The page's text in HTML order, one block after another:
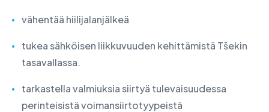
vähentää hiilijalanjälkeä
tukea sähköisen liikkuvuuden kehittämistä Tšekin
tasavallassa.
tarkastella valmiuksia siirtyä tulevaisuudessa
perinteisistä voimansiirtotyypeistä